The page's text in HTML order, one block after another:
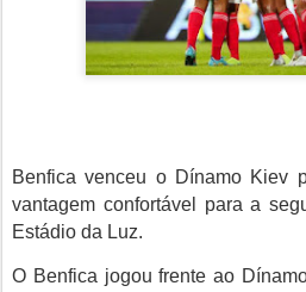
Benfica venceu o Dínamo Kiev
vantagem confortável para a
Estádio da Luz.
O Benfica jogou frente ao